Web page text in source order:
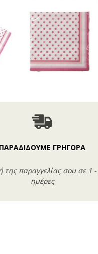
ΠΑΡΑΔΙΔΟΥΜΕ ΓΡΗΓΟΡΑ
παραγγελίας σου σε 1 -
ημέρες